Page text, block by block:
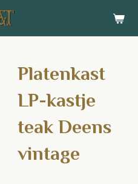
Platenkast
LP-kastje
teak Deens
vintage